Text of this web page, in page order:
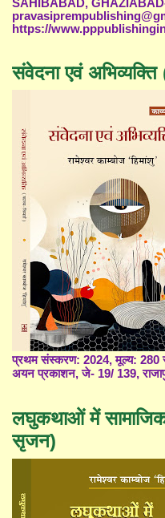
SAHIBABAD,
https://
संवेदना एवं अभिव्यक्ति
प्रथम संस्करण: 2024, मूल्य: 280
अयन प्रकाशन, जे- 19/ 139,
लघुकथाओं में सामाजिक
सृजन)